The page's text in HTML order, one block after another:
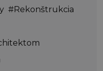
#Rekonštrukcia